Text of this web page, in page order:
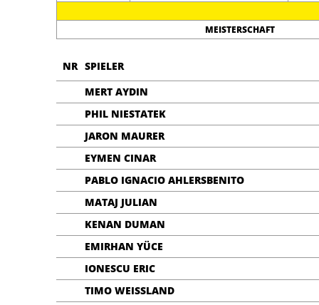
MEISTERSCHAFT
NR SPIELER
MERT AYDIN
PHIL NIESTATEK
JARON MAURER
EYMEN CINAR
PABLO IGNACIO AHLERSBENITO
MATAJ JULIAN
KENAN DUMAN
EMIRHAN YÜCE
IONESCU ERIC
TIMO WEISSLAND